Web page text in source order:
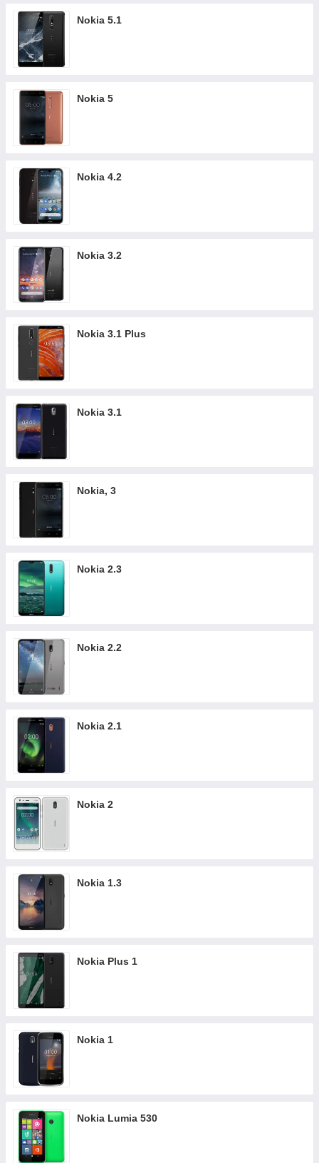
Nokia 5.1
Nokia 5
Nokia 4.2
Nokia 3.2
Nokia 3.1 Plus
Nokia 3.1
Nokia, 3
Nokia 2.3
Nokia 2.2
Nokia 2.1
Nokia 2
Nokia 1.3
Nokia Plus 1
Nokia 1
Nokia Lumia 530